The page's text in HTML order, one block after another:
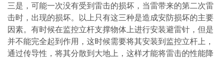
三是，可能一次没有受到雷击的损坏，当雷带来的第二次雷
击时，出现的损坏。以上只有这三种是造成安防损坏的主要
因素。有时候在监控立杆支撑物体上进行安装避雷针，但是
并不能完全起到作用，这时候需要将其安装到监控立杆上，
通过传导性，将其分散到大地上，这样才能将雷击的性能降